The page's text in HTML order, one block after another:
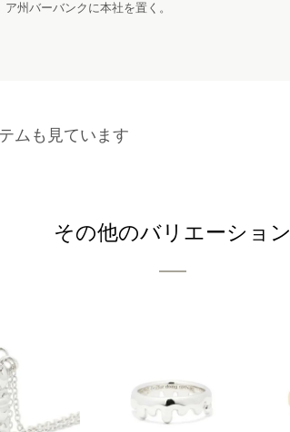
ア州バーバンクに本社を置く。
ムも見ています
その他のバリエーション